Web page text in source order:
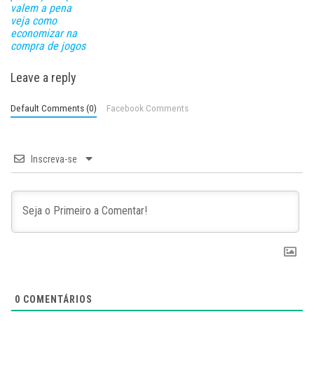
valem a pena
veja como
economizar na
compra de jogos
Leave a reply
Default Comments (0) Facebook Comments
Inscreva-se
0 COMENTÁRIOS